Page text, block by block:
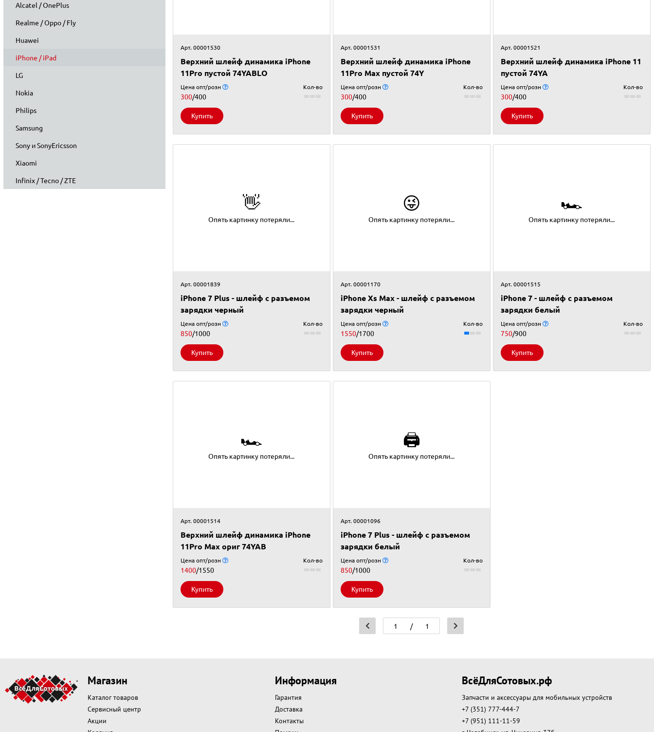
Alcatel / OnePlus
Realme / Oppo / Fly
Huawei
iPhone / iPad
LG
Nokia
Philips
Samsung
Sony и SonyEricsson
Xiaomi
Infinix / Tecno / ZTE
Арт. 00001530
Верхний шлейф динамика iPhone
11Pro пустой 74YABLO
Цена опт/розн
300/400
Кол-во
Купить
Арт. 00001531
Верхний шлейф динамика iPhone
11Pro Max пустой 74Y
Цена опт/розн
300/400
Кол-во
Купить
Арт. 00001521
Верхний шлейф динамика iPhone 11
пустой 74YA
Цена опт/розн
300/400
Кол-во
Купить
👋
Опять картинку потеряли...
Арт. 00001839
iPhone 7 Plus - шлейф с разъемом
зарядки черный
Цена опт/розн
850/1000
Кол-во
Купить
😜
Опять картинку потеряли...
Арт. 00001170
iPhone Xs Max - шлейф с разъемом
зарядки черный
Цена опт/розн
1550/1700
Кол-во
Купить
🏎
Опять картинку потеряли...
Арт. 00001515
iPhone 7 - шлейф с разъемом
зарядки белый
Цена опт/розн
750/900
Кол-во
Купить
🏎
Опять картинку потеряли...
Арт. 00001514
Верхний шлейф динамика iPhone
11Pro Max ориг 74YAB
Цена опт/розн
1400/1550
Кол-во
Купить
🖨
Опять картинку потеряли...
Арт. 00001096
iPhone 7 Plus - шлейф с разъемом
зарядки белый
Цена опт/розн
850/1000
Кол-во
Купить
/ 1
Магазин
Каталог товаров
Сервисный центр
Акции
Информация
Гарантия
Доставка
Контакты
ВсёДляСотовых.рф
Запчасти и аксессуары для мобильных устройств
+7 (351) 777-444-7
+7 (951) 111-11-59